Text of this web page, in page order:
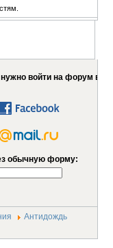
войти на форум в
обычную форму:
Антидождь